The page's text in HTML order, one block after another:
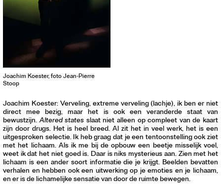
Joachim Koester, foto Jean-Pierre
Stoop
Joachim Koester: Verveling, extreme verveling (lachje), ik ben er niet
direct mee bezig, maar het is ook een veranderde staat van
bewustzijn.Altered states slaat niet alleen op compleet van de kaart
zijn door drugs. Het is heel breed. Al zit het in veel werk, het is een
uitgesproken selectie. Ik heb graag dat je een tentoonstelling ook ziet
met het lichaam. Als ik me bij de opbouw een beetje misselijk voel,
weet ik dat het niet goed is. Daar is niks mysterieus aan. Zien met het
lichaam is een ander soort informatie die je krijgt. Beelden bevatten
verhalen en hebben ook een uitwerking op je emoties en je lichaam,
en er is de lichamelijke sensatie van door de ruimte bewegen.